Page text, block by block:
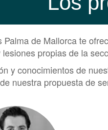
Palma de Mallorca te
propias de la
y conocimientos de
nuestra propuesta de